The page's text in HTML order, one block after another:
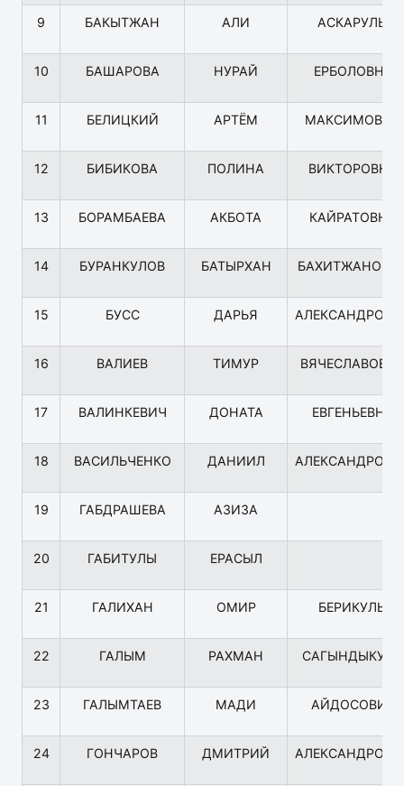
9 БАКЫТЖАН АЛИ АСКАРУЛЫ
10 БАШАРОВА НУРАЙ ЕРБОЛОВНА
11 БЕЛИЦКИЙ АРТЁМ МАКСИМОВИЧ
12 БИБИКОВА ПОЛИНА ВИКТОРОВНА
13 БОРАМБАЕВА АКБОТА КАЙРАТОВНА
14 БУРАНКУЛОВ БАТЫРХАН
15 БУСС ДАРЬЯ
16 ВАЛИЕВ ТИМУР
17 ВАЛИНКЕВИЧ ДОНАТА ЕВГЕНЬЕВНА
18 ВАСИЛЬЧЕНКО ДАНИИЛ
19 ГАБДРАШЕВА АЗИЗА
20 ГАБИТУЛЫ ЕРАСЫЛ
21 ГАЛИХАН ОМИР БЕРИКУЛЫ
22 ГАЛЫМ РАХМАН САГЫНДЫКУЛЫ
23 ГАЛЫМТАЕВ МАДИ АЙДОСОВИЧ
24 ГОНЧАРОВ ДМИТРИЙ